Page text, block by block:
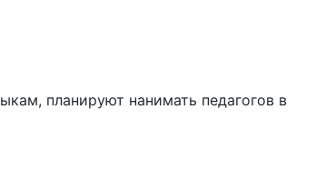
планируют нанимать педагогов в